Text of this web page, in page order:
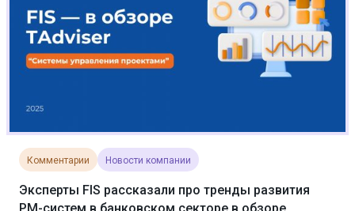
Комментарии Новости компании
Эксперты FIS рассказали про тренды развития
PM-систем в банковском секторе в обзоре